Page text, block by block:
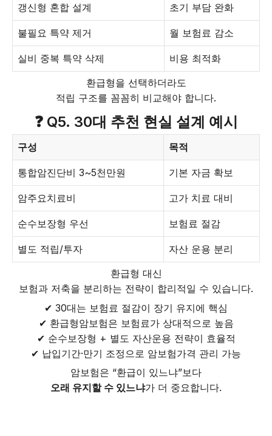
갱신형 혼합 설계 초기 부담 완화
불필요 특약 제거 월 보험료 감소
실비 중복 특약 삭제 비용 최적화
환급형을 선택하더라도
적립 구조를 꼼꼼히 비교해야 합니다.
❓ Q5. 30대 추천 현실 설계 예시
구성 목적
통합암진단비 3~5천만원 기본 자금 확보
암주요치료비 고가 치료 대비
순수보장형 우선 보험료 절감
별도 적립/투자 자산 운용 분리
환급형 대신
보험과 저축을 분리하는 전략이 합리적일 수 있습니다.
✔ 30대는 보험료 절감이 장기 유지에 핵심
✔ 환급형암보험은 보험료가 상대적으로 높음
✔ 순수보장형 + 별도 자산운용 전략이 효율적
✔ 납입기간·만기 조정으로 암보험가격 관리 가능
암보험은 “환급이 있느냐”보다
오래 유지할 수 있느냐가 더 중요합니다.